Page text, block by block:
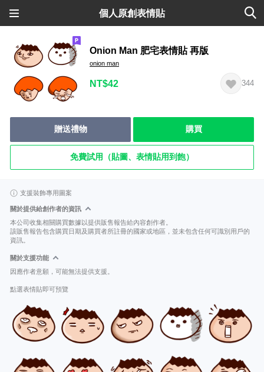
個人原創表情貼
Onion Man 肥宅表情貼 再版
onion man
NT$42 344
贈送禮物 購買
免費試用（貼圖、表情貼用到飽）
支援裝飾專用圖案
關於提供給創作者的資訊
本公司收集相關購買數據以提供販售報告給內容創作者。
該販售報告包含購買日期及購買者所註冊的國家或地區，並未包含任何可識別用戶的
資訊。
關於支援功能
因應作者意願，可能無法提供支援。
點選表情貼即可預覽